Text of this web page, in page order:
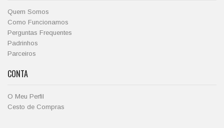
Quem Somos
Como Funcionamos
Perguntas Frequentes
Padrinhos
Parceiros
CONTA
O Meu Perfil
Cesto de Compras